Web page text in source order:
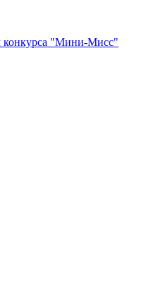
конкурса "Мини-Мисс"